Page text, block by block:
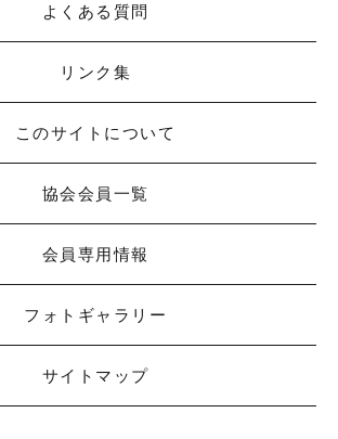
よくある質問
リンク集
このサイトについて
協会会員一覧
会員専用情報
フォトギャラリー
サイトマップ